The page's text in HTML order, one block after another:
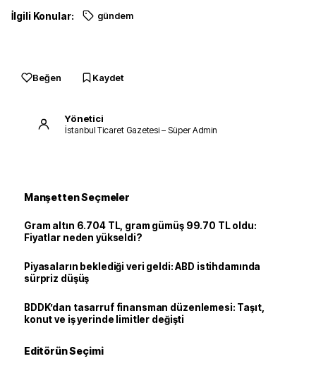
İlgili Konular: gündem
Beğen Kaydet
Yönetici
İstanbul Ticaret Gazetesi – Süper Admin
Manşetten Seçmeler
Gram altın 6.704 TL, gram gümüş 99.70 TL oldu:
Fiyatlar neden yükseldi?
Piyasaların beklediği veri geldi: ABD istihdamında
sürpriz düşüş
BDDK’dan tasarruf finansman düzenlemesi: Taşıt,
konut ve iş yerinde limitler değişti
Editörün Seçimi